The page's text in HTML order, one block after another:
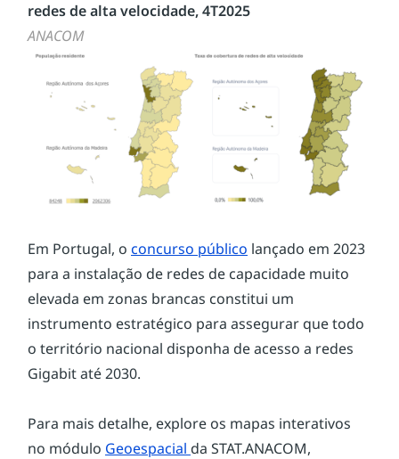
redes de alta velocidade, 4T2025
ANACOM
Em Portugal, o concurso público lançado em 2023
para a instalação de redes de capacidade muito
elevada em zonas brancas constitui um
instrumento estratégico para assegurar que todo
o território nacional disponha de acesso a redes
Gigabit até 2030.
Para mais detalhe, explore os mapas interativos
no módulo Geoespacial da STAT.ANACOM,